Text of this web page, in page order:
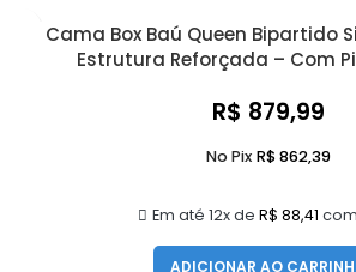
Cama Box Baú Queen Bipartido
Estrutura Reforçada – Com
R$ 879,99
Em até 12x de R$ 88,41
No Pix R$862,39
ADICIONAR AO